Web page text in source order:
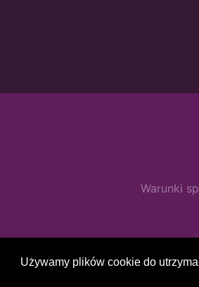
Używamy plików cookie do
Warunki